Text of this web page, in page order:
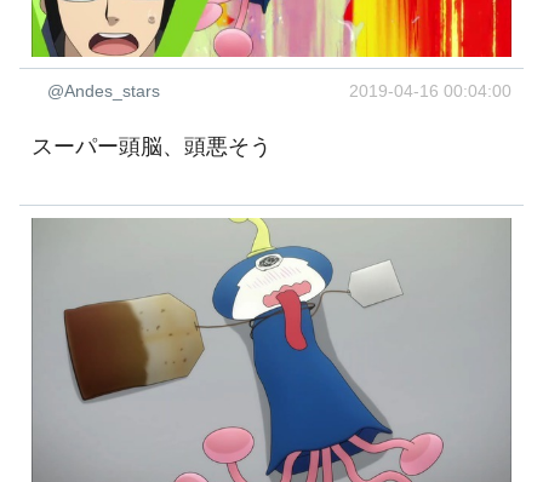
@Andes_stars 2019-04-16 00:04:00
スーパー頭脳、頭悪そう